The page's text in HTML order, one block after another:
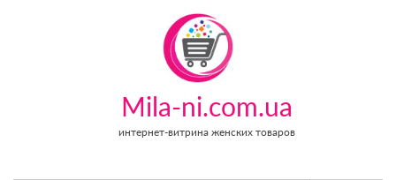
Mila-ni.com.ua
интернет-витрина женских товаров